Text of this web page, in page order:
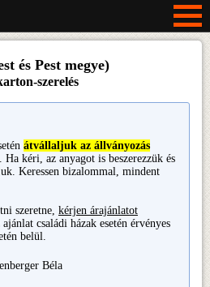
és Pest megye)
szerelés
átvállaljuk az állványozás
Ha kéri, az anyagot is beszerezzük és
Keressen bizalommal, mindent
szeretne, kérjen árajánlatot
családi házak esetén érvényes
belül.
Béla